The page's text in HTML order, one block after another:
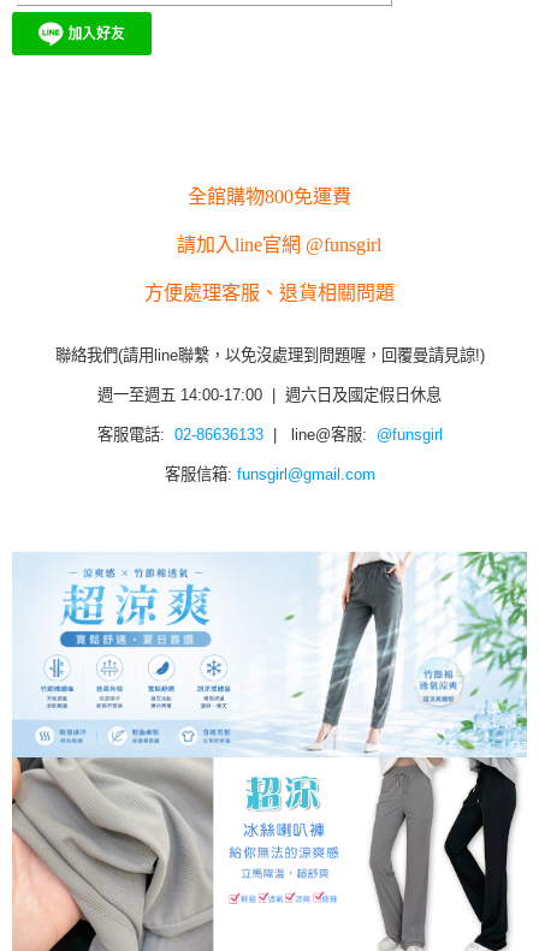
全館購物800免運費
請加入line官網 @funsgirl
方便處理客服、退貨相關問題
聯絡我們(請用line聯繫，以免沒處理到問題喔，回覆曼請見諒!)
週一至週五 14:00-17:00 | 週六日及國定假日休息
客服電話: 02-86636133| line@客服: @funsgirl
客服信箱: funsgirl@gmail.com